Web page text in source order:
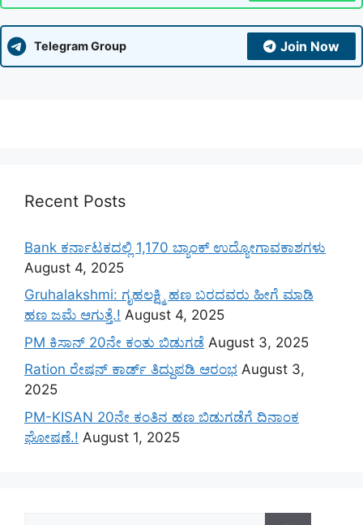
Telegram Group Join Now
Recent Posts
Bank ಕರ್ನಾಟಕದಲ್ಲಿ 1,170 ಬ್ಯಾಂಕ್ ಉದ್ಯೋಗಾವಕಾಶಗಳು
August 4, 2025
Gruhalakshmi: ಗೃಹಲಕ್ಷ್ಮಿ ಹಣ ಬರದವರು ಹೀಗೆ ಮಾಡಿ
ಹಣ ಜಮೆ‌ ಆಗುತ್ತೆ.! August 4, 2025
PM ಕಿಸಾನ್ 20ನೇ ಕಂತು ಬಿಡುಗಡೆ August 3, 2025
Ration ರೇಷನ್ ಕಾರ್ಡ್ ತಿದ್ದುಪಡಿ ಆರಂಭ August 3,
2025
PM-KISAN 20ನೇ ಕಂತಿನ ಹಣ ಬಿಡುಗಡೆಗೆ ದಿನಾಂಕ
ಘೋಷಣೆ.! August 1, 2025